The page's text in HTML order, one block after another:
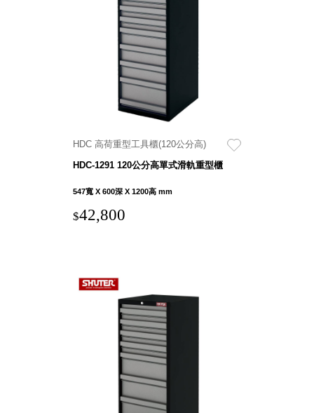
盒
PB 筆
盒
SCB
療癒收
納小物
KDF
夾．箱
oneu
納
機櫃
DU 密
碼鎖資
料鐵櫃
FC 密
碼置物
櫃
HDC 高荷重型工具櫃(120公分高)
HDC-1291 120公分高單式滑軌重型櫃
547寬 X 600深 X 1200高 mm
$42,800